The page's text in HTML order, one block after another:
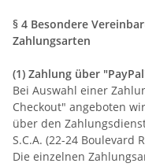
§ 4 Besondere
Zahlungsarten
(1) Zahlung über
Bei Auswahl einer
Checkout" angeboten
über den
S.C.A. (22-24 Boulevard
Die einzelnen